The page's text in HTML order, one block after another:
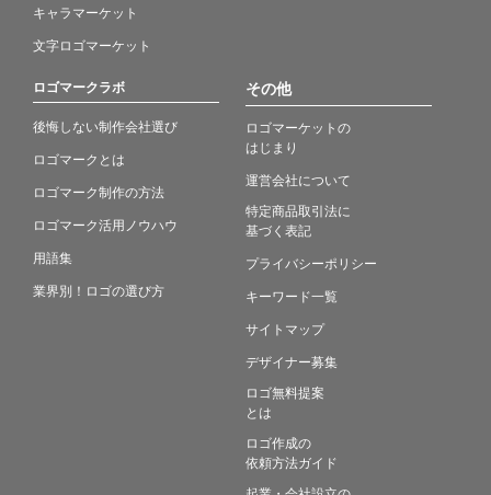
キャラマーケット
文字ロゴマーケット
ロゴマークラボ
後悔しない制作会社選び
ロゴマークとは
ロゴマーク制作の方法
ロゴマーク活用ノウハウ
用語集
業界別！ロゴの選び方
その他
ロゴマーケットの
はじまり
運営会社について
特定商品取引法に
基づく表記
プライバシーポリシー
キーワード一覧
サイトマップ
デザイナー募集
ロゴ無料提案
とは
ロゴ作成の
依頼方法ガイド